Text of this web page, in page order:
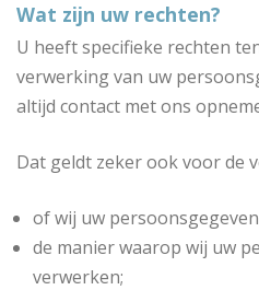
Wat zijn uw rechten?
U heeft specifieke rechten
verwerking van uw
altijd contact met ons
Dat geldt zeker ook voor de
of wij uw
de manier waarop wij uw
verwerken;